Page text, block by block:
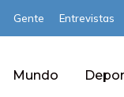
Gente Entrevistas
Mundo